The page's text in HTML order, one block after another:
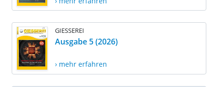
GIESSEREI
Ausgabe 5 (2026)
› mehr erfahren